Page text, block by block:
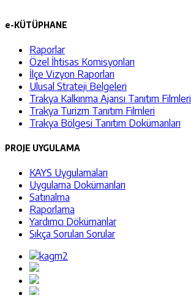
e-KÜTÜPHANE
Raporlar
Özel İhtisas Komisyonları
İlçe Vizyon Raporları
Ulusal Strateji Belgeleri
Trakya Kalkınma Ajansı Tanıtım Filmleri
Trakya Turizm Tanıtım Filmleri
Trakya Bölgesi Tanıtım Dokümanları
PROJE UYGULAMA
KAYS Uygulamaları
Uygulama Dokümanları
Satınalma
Raporlama
Yardımcı Dökümanlar
Sıkça Sorulan Sorular